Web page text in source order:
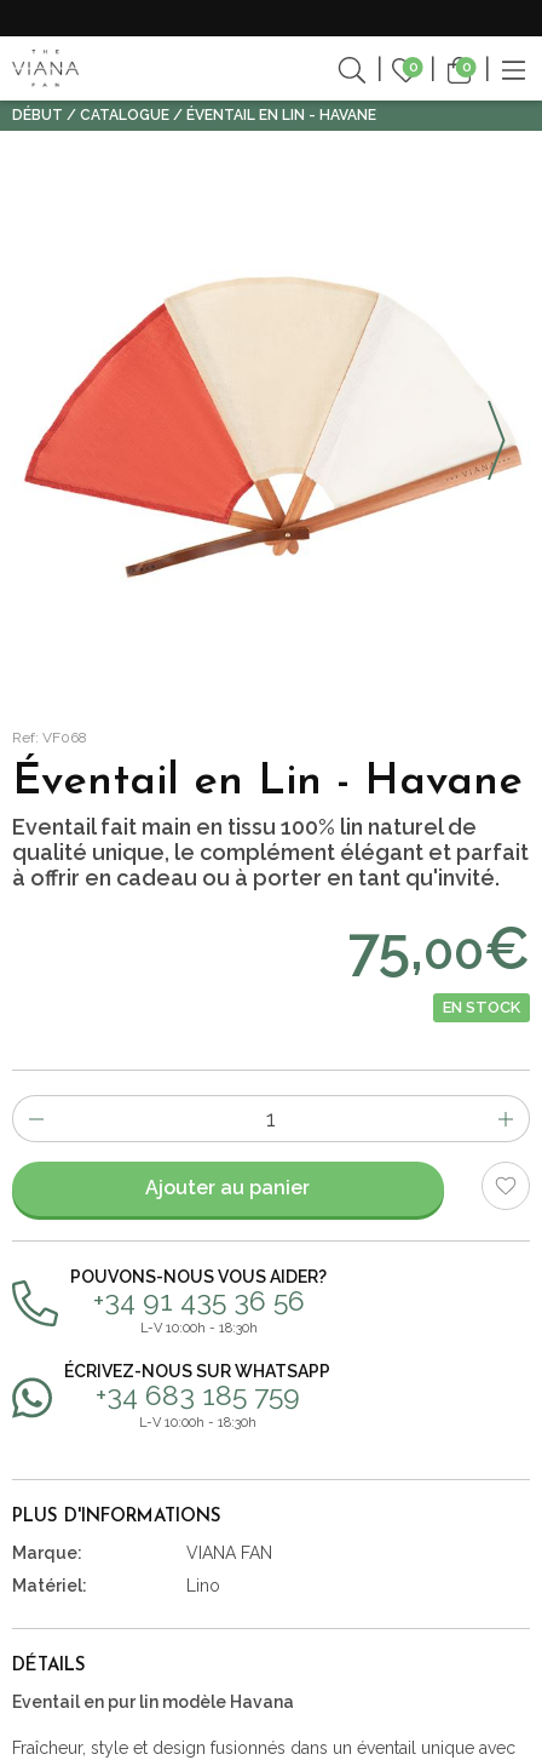
0 0
DÉBUT CATALOGUE ÉVENTAIL EN LIN - HAVANE
Ref: VF068
Éventail en Lin - Havane
Eventail fait main en tissu 100% lin naturel de
qualité unique, le complément élégant et parfait
à offrir en cadeau ou à porter en tant qu'invité.
75,00€
EN STOCK
Nombre
d'items
Ajouter au panier
POUVONS-NOUS VOUS AIDER?
+34 91 435 36 56
L-V 10:00h - 18:30h
ÉCRIVEZ-NOUS SUR WHATSAPP
+34 683 185 759
L-V 10:00h - 18:30h
PLUS D'INFORMATIONS
Marque:
VIANA FAN
Matériel:
Lino
DÉTAILS
Eventail en pur lin modèle Havana
Fraîcheur, style et design fusionnés dans un éventail unique avec